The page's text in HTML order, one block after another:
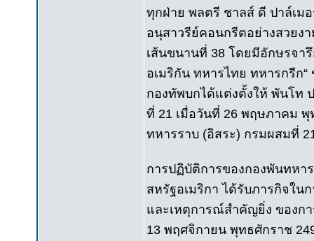
ทุกฝ่าย พลตรี ชาลส์ ดี ปาล์เม
อนุสาวรีย์คอนกรีตอย่างสวยง
เส้นขนานที่ 38 โดยมีอักษรจา
อเมริกัน ทหารไทย ทหารกรีก
กองทัพบกได้แต่งตั้งให้ พันโท
ที่ 21 เมื่อวันที่ 26 พฤษภาคม
ทหารราบ (อิสระ) กรมผสมที่
การปฏิบัติการของกองพันทหา
สหรัฐอเมริกา ได้รับภารกิจใน
และเหตุการณ์สำคัญยิ่ง ของก
13 พฤศจิกายน พุทธศักราช